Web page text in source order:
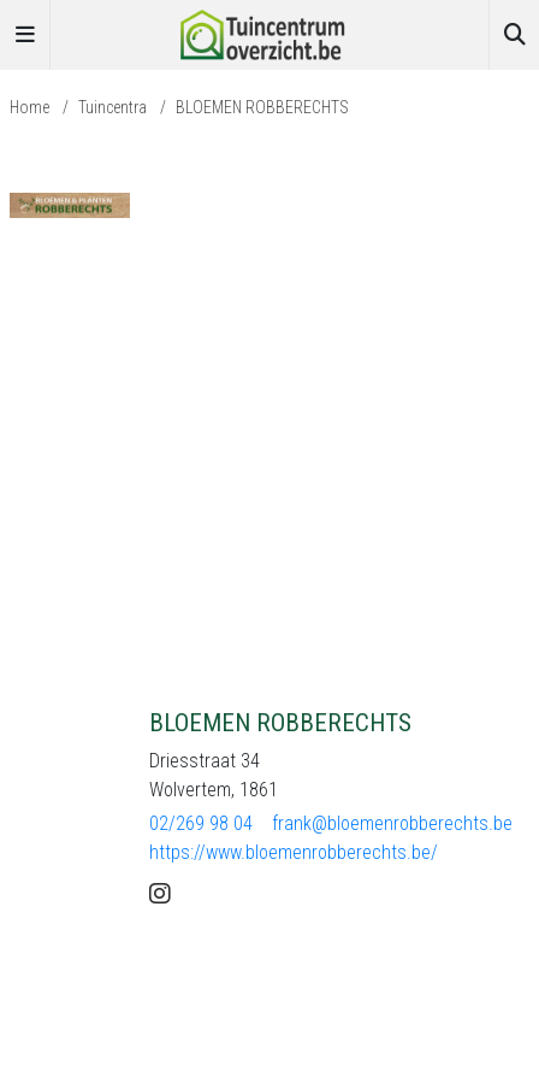
Home / Tuincentra / BLOEMEN ROBBERECHTS
BLOEMEN ROBBERECHTS
Driesstraat 34
Wolvertem, 1861
02/269 98 04
frank@bloemenrobberechts.be
https://www.bloemenrobberechts.be/